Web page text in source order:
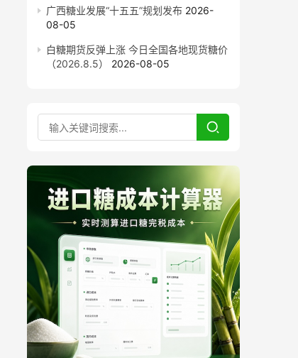
广西糖业发展“十五五”规划发布 2026-
08-05
白糖期货反弹上涨 今日全国各地现货糖价
（2026.8.5）
2026-08-05